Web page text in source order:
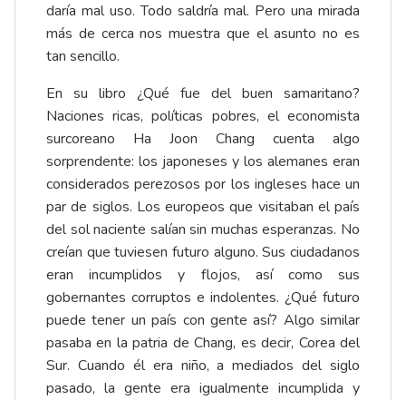
daría mal uso. Todo saldría mal. Pero una mirada
más de cerca nos muestra que el asunto no es
tan sencillo.
En su libro ¿Qué fue del buen samaritano?
Naciones ricas, políticas pobres, el economista
surcoreano Ha Joon Chang cuenta algo
sorprendente: los japoneses y los alemanes eran
considerados perezosos por los ingleses hace un
par de siglos. Los europeos que visitaban el país
del sol naciente salían sin muchas esperanzas. No
creían que tuviesen futuro alguno. Sus ciudadanos
eran incumplidos y flojos, así como sus
gobernantes corruptos e indolentes. ¿Qué futuro
puede tener un país con gente así? Algo similar
pasaba en la patria de Chang, es decir, Corea del
Sur. Cuando él era niño, a mediados del siglo
pasado, la gente era igualmente incumplida y